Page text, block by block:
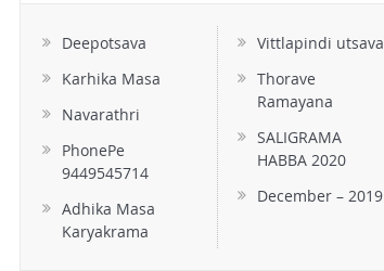
Deepotsava
Karhika Masa
Navarathri
PhonePe
9449545714
Adhika Masa
Karyakrama
Vittlapindi utsava
Thorave
Ramayana
SALIGRAMA
HABBA 2020
December – 2019